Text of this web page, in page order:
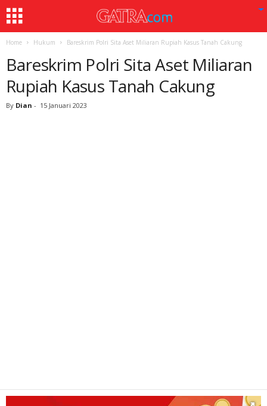
Home Hukum Bareskrim Polri Sita Aset Miliaran Rupiah Kasus Tanah Cakung
Bareskrim Polri Sita Aset Miliaran
Rupiah Kasus Tanah Cakung
By Dian - 15 Januari 2023